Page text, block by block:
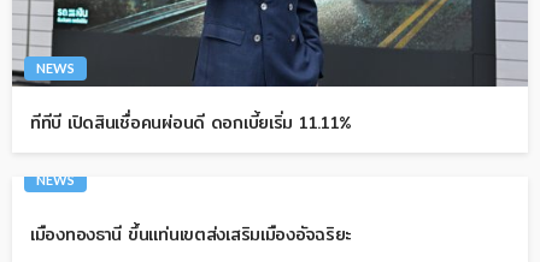
NEWS
ทีทีบี เปิดสินเชื่อคนผ่อนดี ดอกเบี้ยเริ่ม 11.11%
NEWS
เมืองทองธานี ขึ้นแท่นเขตส่งเสริมเมืองอัจฉริยะ